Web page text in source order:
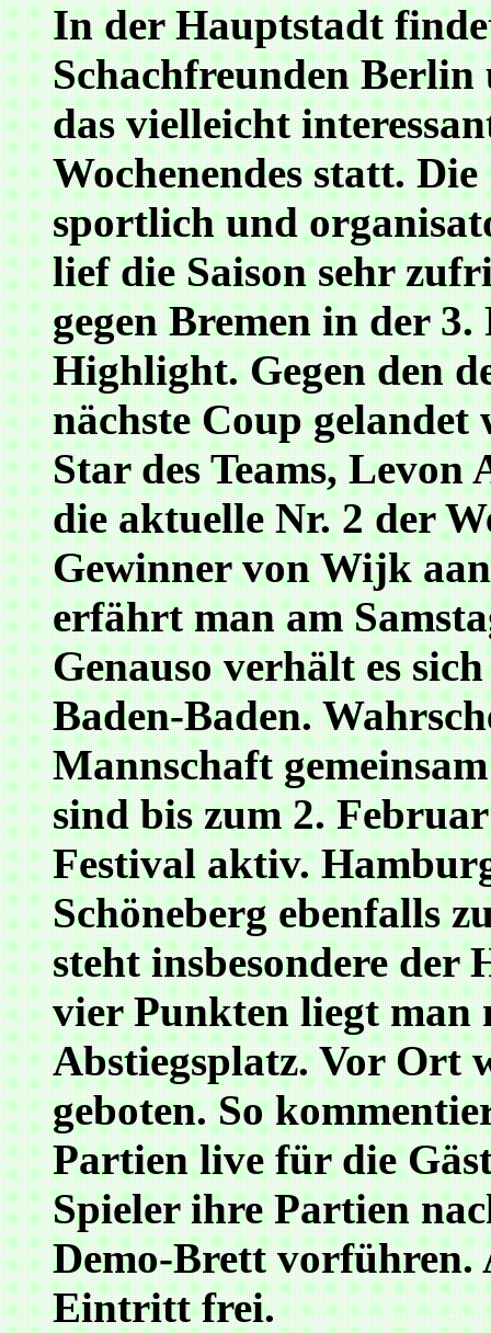
In der Hauptstadt
Schachfreunden Berlin
das vielleicht
Wochenendes statt.
sportlich und
lief die Saison sehr
gegen Bremen in der
Highlight. Gegen den
nächste Coup
Star des Teams,
die aktuelle Nr. 2 der
Gewinner von Wijk
erfährt man am
Genauso verhält es
Baden-Baden.
Mannschaft
sind bis zum 2.
Festival aktiv.
Schöneberg ebenfalls
steht insbesondere
vier Punkten liegt man
Abstiegsplatz. Vor Ort
geboten. So
Partien live für die
Spieler ihre Partien
Demo-Brett vorführen.
Eintritt frei.